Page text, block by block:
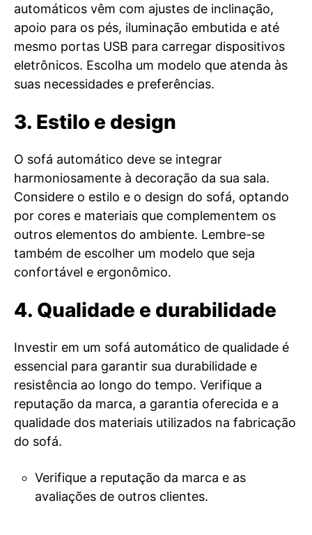
automáticos vêm com ajustes de inclinação,
apoio para os pés, iluminação embutida e até
mesmo portas USB para carregar dispositivos
eletrônicos. Escolha um modelo que atenda às
suas necessidades e preferências.
3. Estilo e design
O sofá automático deve se integrar
harmoniosamente à decoração da sua sala.
Considere o estilo e o design do sofá, optando
por cores e materiais que complementem os
outros elementos do ambiente. Lembre-se
também de escolher um modelo que seja
confortável e ergonômico.
4. Qualidade e durabilidade
Investir em um sofá automático de qualidade é
essencial para garantir sua durabilidade e
resistência ao longo do tempo. Verifique a
reputação da marca, a garantia oferecida e a
qualidade dos materiais utilizados na fabricação
do sofá.
Verifique a reputação da marca e as
avaliações de outros clientes.